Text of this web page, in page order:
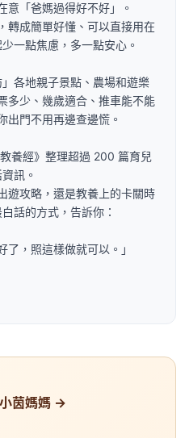
意「爸媽過得好不好」。
轉成簡單好懂、可以直接用在
一點焦慮，多一點安心。
各地親子景點、農場和遊樂
多少、幾歲適合、推車能不能
出門不用再邊查邊慌。
養經》整理超過 200 篇育兒
訊。
遊攻略，還是教養上的卡關時
話的方式，告訴你：
了，照這樣做就可以。」
茵媽媽 →